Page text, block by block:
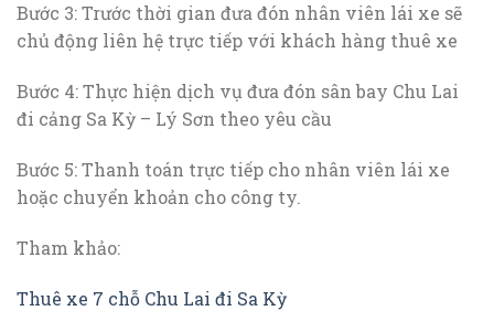
Bước 3: Trước thời gian đưa đón nhân viên lái xe sẽ
chủ động liên hệ trực tiếp với khách hàng thuê xe
Bước 4: Thực hiện dịch vụ đưa đón sân bay Chu Lai
đi cảng Sa Kỳ – Lý Sơn theo yêu cầu
Bước 5: Thanh toán trực tiếp cho nhân viên lái xe
hoặc chuyển khoản cho công ty.
Tham khảo:
Thuê xe 7 chỗ Chu Lai đi Sa Kỳ